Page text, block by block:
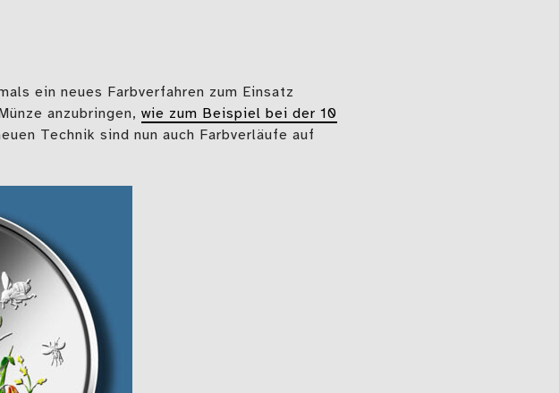
ein neues Farbverfahren zum Einsatz
anzubringen, wie zum Beispiel bei der 10
Technik sind nun auch Farbverläufe auf